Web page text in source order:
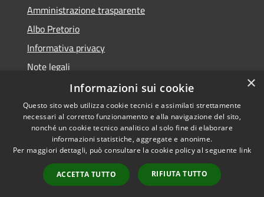
Amministrazione trasparente
Albo Pretorio
Informativa privacy
Note legali
Dichiarazione di accessibilità
RSS
Accessibilità
Copyright © 2026 • Comune di
Municipium•
Accesso
redazione
×
Informazioni sui cookie
Questo sito web utilizza cookie tecnici e assimilati strettamente
necessari al corretto funzionamento e alla navigazione del sito,
nonché un cookie tecnico analitico al solo fine di elaborare
informazioni statistiche, aggregate e anonime.
Per maggiori dettagli, può consultare la cookie policy al seguente link
ACCETTA TUTTO RIFIUTA TUTTO